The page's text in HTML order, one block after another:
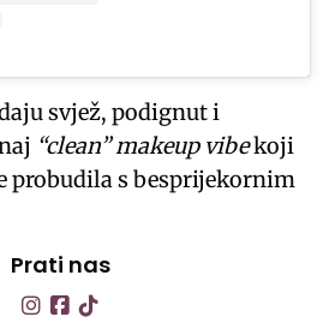
svjež, podignut i
“clean” makeup vibekoji
probudila s besprijekornim
Prati nas